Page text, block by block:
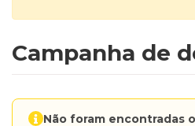
Campanha de
Não foram encontradas